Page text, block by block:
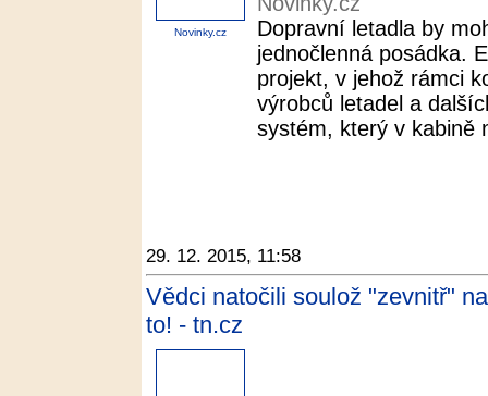
Novinky.cz
Dopravní letadla by
jednočlenná posádka.
projekt, v jehož rámci
výrobců letadel a
systém, který v kabině
29. 12. 2015, 11:58
Vědci natočili soulož "zevnitř"
to! - tn.cz